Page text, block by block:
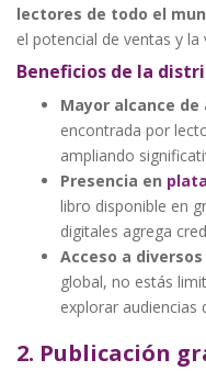
lectores de todo el
el potencial de ventas y
Beneficios de la
Mayor alcance de
encontrada por
ampliando
Presencia en
libro disponible en
digitales agrega
Acceso a
global, no estás
explorar audiencias
2. Publicación